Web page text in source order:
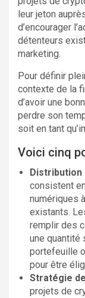
leur jeton
d’encourager
détenteurs
marketing.
Pour définir
contexte de la
d’avoir une
perdre son
soit en tant
Voici cinq
Distribution
consistent
numériques
existants.
remplir des
une quantité
portefeuille
pour être
Stratégie
projets de